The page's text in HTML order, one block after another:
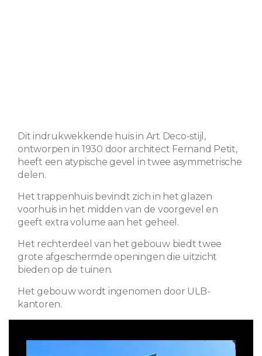
Dit indrukwekkende huis in Art Deco-stijl,
ontworpen in 1930 door architect Fernand Petit,
heeft een atypische gevel in twee asymmetrische
delen.
Het trappenhuis bevindt zich in het glazen
voorhuis in het midden van de voorgevel en
geeft extra volume aan het geheel.
Het rechterdeel van het gebouw biedt twee
grote afgeschermde openingen die uitzicht
bieden op de tuinen.
Het gebouw wordt ingenomen door ULB-
kantoren.